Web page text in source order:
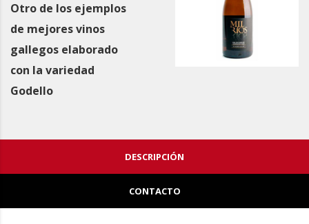
Otro de los ejemplos
de mejores vinos
gallegos elaborado
con la variedad
Godello
DESCRIPCIÓN
CONTACTO